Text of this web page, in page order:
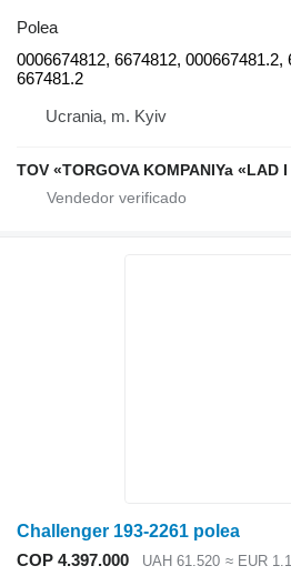
Polea
0006674812, 6674812, 000667481.2,
667481.2
Ucrania, m. Kyiv
TOV «TORGOVA KOMPANIYa «LAD
Challenger 193-2261 polea
COP 4.397.000
UAH 61.520 ≈ EUR